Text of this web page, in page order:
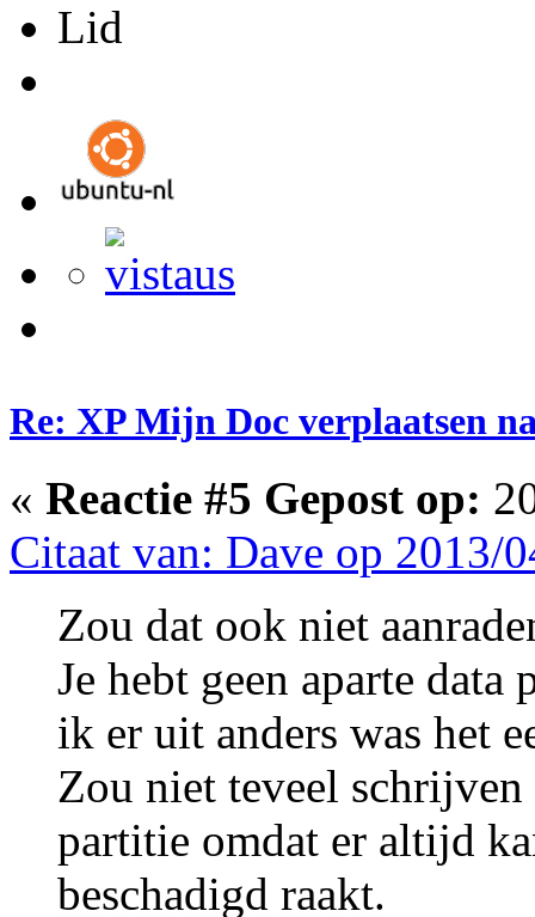
Lid
Re: XP Mijn Doc verplaatsen
« Reactie #5 Gepost op:
Citaat van: Dave op 2013/
Zou dat ook niet
Je hebt geen aparte
ik er uit anders was het
Zou niet teveel
partitie omdat er altijd
beschadigd raakt.